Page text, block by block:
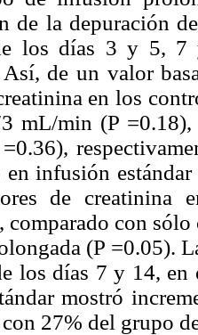
de la depuración
los días 3 y 5, 7
Así, de un valor
en los
mL/min (P
infusión
de creatinina
comparado con
(P =0.05).
los días 7 y 14, en
mostró
27% del grupo